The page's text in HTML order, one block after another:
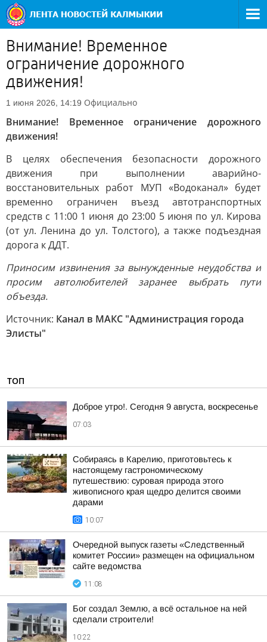
Внимание! Временное
ограничение дорожного
движения!
1 июня 2026, 14:19 Официально
Внимание! Временное ограничение дорожного
движения!
В целях обеспечения безопасности дорожного
движения при выполнении аварийно-
восстановительных работ МУП «Водоканал» будет
временно ограничен въезд автотранспортных
средств с 11:00 1 июня до 23:00 5 июня по ул. Кирова
(от ул. Ленина до ул. Толстого), а также подъездная
дорога к ДДТ.
Приносим извинения за вынужденные неудобства и
просим автолюбителей заранее выбрать пути
объезда.
Источник: Канал в МАКС "Администрация города
Элисты"
ТОП
Доброе утро!. Сегодня 9 августа, воскресенье
07:03
Собираясь в Карелию, приготовьтесь к
настоящему гастрономическому
путешествию: суровая природа этого
живописного края щедро делится своими
дарами
10:07
Очередной выпуск газеты «Следственный
комитет России» размещен на официальном
сайте ведомства
11:08
Бог создал Землю, а всё остальное на ней
сделали строители!
10:22